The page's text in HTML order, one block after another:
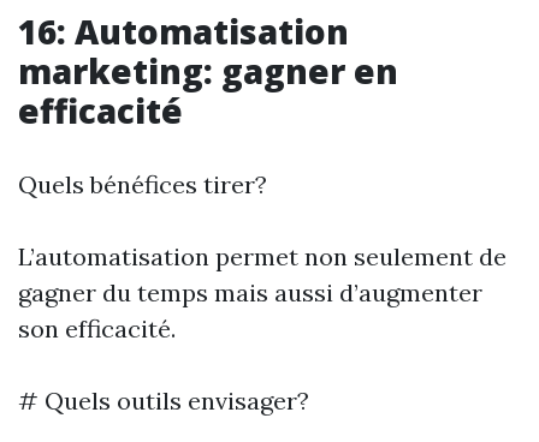
16: Automatisation
marketing: gagner en
efficacité
Quels bénéfices tirer?
L’automatisation permet non seulement de
gagner du temps mais aussi d’augmenter
son efficacité.
# Quels outils envisager?